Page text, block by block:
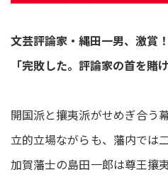
文芸評論家・縄田一男、激賞！
「完敗した。評論家の首を賭
開国派と攘夷派がせめぎ合う
立的立場ながらも、藩内では
加賀藩士の島田一郎は尊王攘